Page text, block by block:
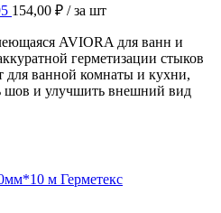
154,00 ₽ / за шт
AVIORA для ванн и
герметизации стыков
для ванной комнаты и кухни,
шов и улучшить внешний вид